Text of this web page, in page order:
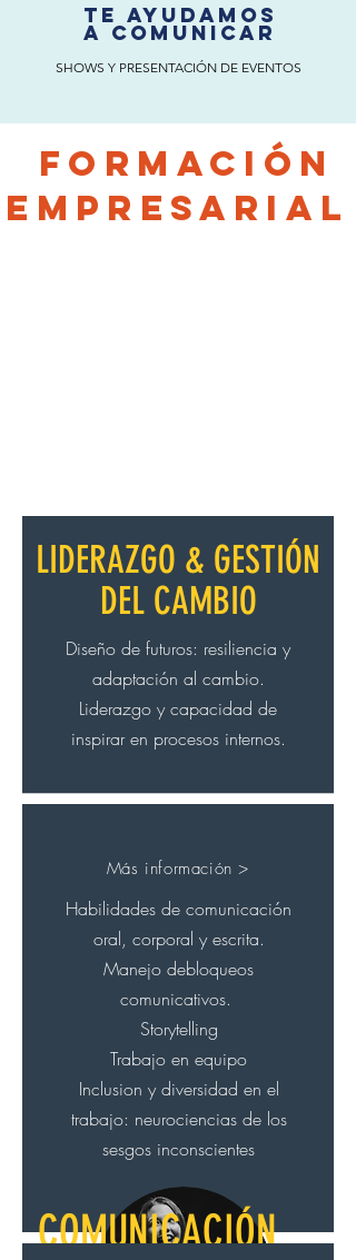
TE AYUDAMOS
A COMUNICAR
SHOWS Y PRESENTACIÓN DE EVENTOS
FORMACIÓN
EMPRESARIAL
Diseño de futuros: resiliencia y
adaptación al cambio.
Liderazgo ycapacidad de
inspirar en procesos internos.
LIDERAZGO & GESTIÓN
DEL CAMBIO
Más información >
Habilidades de comunicación
oral, corporal y escrita.
Manejo debloqueos
comunicativos.
Storytelling
Trabajo en equipo
Inclusion y diversidad en el
trabajo: neurociencias de los
sesgos inconscientes
COMUNICACIÓN